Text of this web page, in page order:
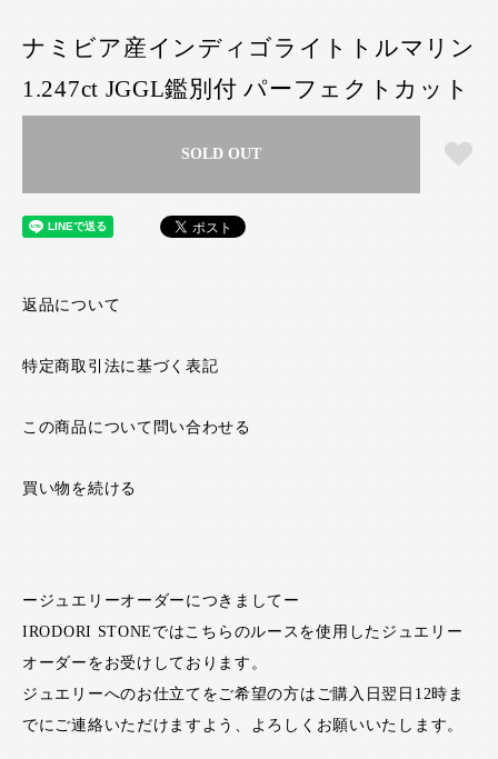
ナミビア産インディゴライトトルマリン
1.247ct JGGL鑑別付 パーフェクトカット
SOLD OUT
返品について
特定商取引法に基づく表記
この商品について問い合わせる
買い物を続ける
ージュエリーオーダーにつきましてー
IRODORI STONEではこちらのルースを使用したジュエリー
オーダーをお受けしております。
ジュエリーへのお仕立てをご希望の方はご購入日翌日12時ま
でにご連絡いただけますよう、よろしくお願いいたします。